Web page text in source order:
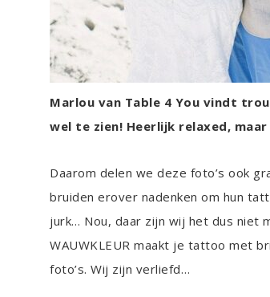
Marlou van Table 4 You vindt
wel te zien! Heerlijk relaxed,
Daarom delen we deze foto’s ook
bruiden erover nadenken om hun
jurk… Nou, daar zijn wij het dus niet
WAUWKLEUR maakt je tattoo met
foto’s. Wij zijn verliefd…